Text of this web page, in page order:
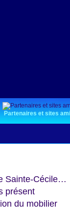
Partenaires et sites
Sainte-Cécile…
présent
du mobilier